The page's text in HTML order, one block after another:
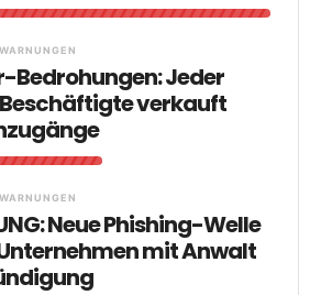
Bedrohungen: Jeder
verkauft
Neue Phishing-Welle
mit Anwalt